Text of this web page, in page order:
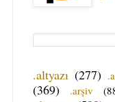
.altyazı (277)
(369)
.arşiv